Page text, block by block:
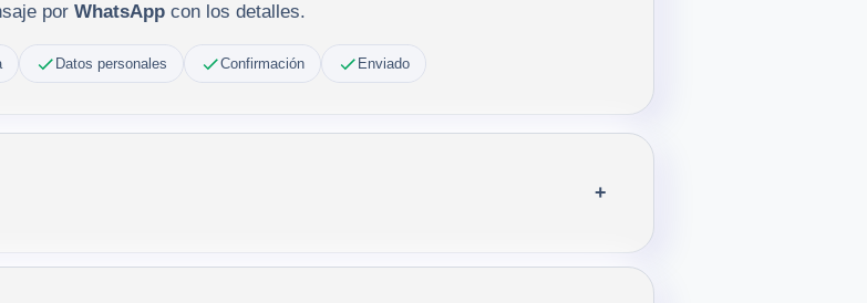
por WhatsAppcon los detalles.
Datos personales Confirmación Enviado